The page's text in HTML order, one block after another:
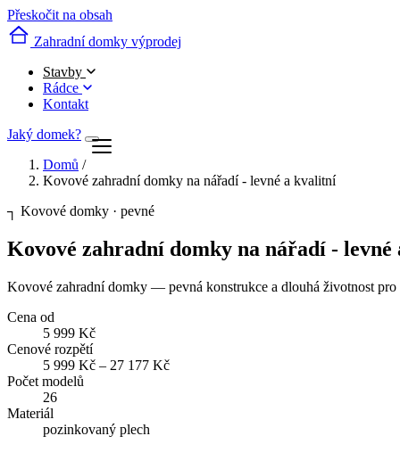
Přeskočit na obsah
Zahradní domky výprodej
Stavby
Rádce
Kontakt
Jaký domek?
Domů /
Kovové zahradní domky na nářadí - levné a kvalitní
┐ Kovové domky · pevné
Kovové zahradní domky na nářadí -
Kovové zahradní domky — pevná konstrukce a dlouhá životnost pro
Cena od
5 999 Kč
Cenové rozpětí
5 999 Kč – 27 177 Kč
Počet modelů
26
Materiál
pozinkovaný plech